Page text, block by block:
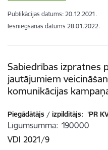
Publikācijas datums: 20.12.2021.
Iesniegšanas datums 28.01.2022.
Sabiedrības izpratnes
jautājumiem
komunikācijas
Piegādātājs / izpildītājs: 'PR
Līgumsumma 190000
VDI 2021/9